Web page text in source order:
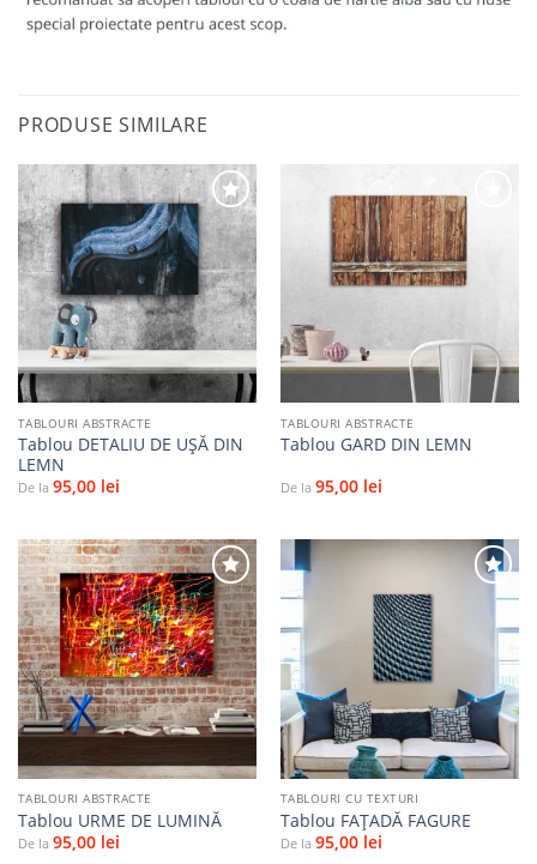
PRODUSE SIMILARE
Adaugă
la
favorite
TABLOURI ABSTRACTE
Tablou DETALIU DE UŞĂ DIN
LEMN
De la 95,00 lei
Adaugă
TABLOURI ABSTRACTE
Tablou GARD DIN LEMN
De la 95,00 lei
Adaugă
la
favorite
TABLOURI ABSTRACTE
Tablou URME DE LUMINĂ
De la 95,00 lei
favorite
TABLOURI CU TEXTURI
Tablou FAȚADĂ FAGURE
De la 95,00 lei